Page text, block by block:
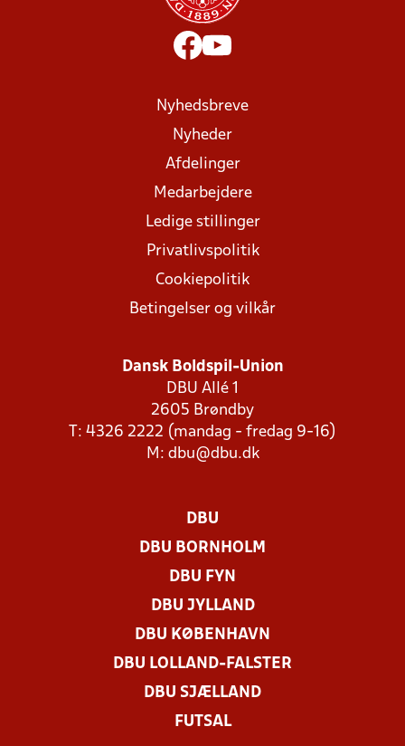
Nyhedsbreve
Nyheder
Afdelinger
Medarbejdere
Ledige stillinger
Privatlivspolitik
Cookiepolitik
Betingelser og vilkår
Dansk Boldspil-Union
DBU Allé 1
2605 Brøndby
T: 4326 2222 (mandag - fredag 9-16)
M: dbu@dbu.dk
DBU
DBU BORNHOLM
DBU FYN
DBU JYLLAND
DBU KØBENHAVN
DBU LOLLAND-FALSTER
DBU SJÆLLAND
FUTSAL